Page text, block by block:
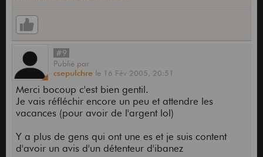
#9
Publié par
csepulchre le 16 Fév 2005, 20:51
Merci bocoup c'est bien gentil.
Je vais réfléchir encore un peu et attendre les
vacances (pour avoir de l'argent lol)
Y a plus de gens qui ont une es et je suis content
d'avoir un avis d'un détenteur d'ibanez